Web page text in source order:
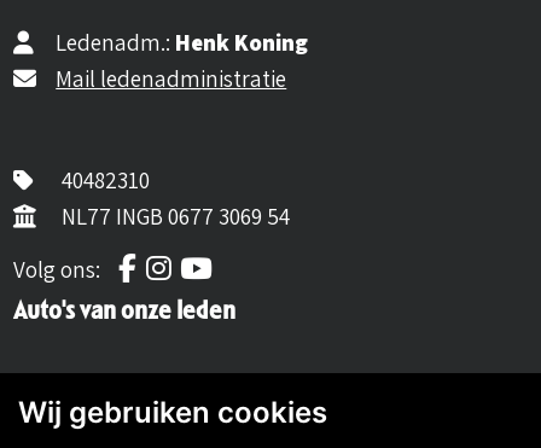
Ledenadm.: Henk Koning
Mail ledenadministratie
40482310
NL77 INGB 0677 3069 54
Volg ons:
Volg ons op Facebook
Volg ons op Instagram
Volg ons op YouTube
Auto's van onze leden
Wij gebruiken cookies